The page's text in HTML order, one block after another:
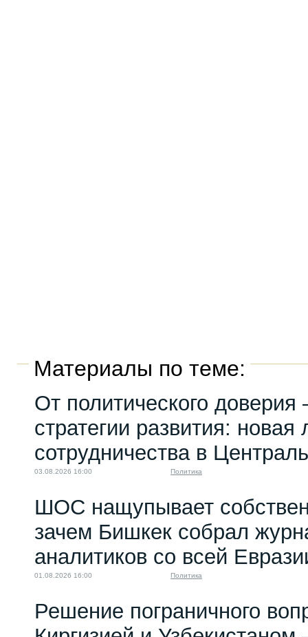
Материалы по теме:
От политического
стратегии развития: новая
сотрудничества в
03.08.2026 16:00 Политика
ШОС нащупывает
зачем Бишкек собрал
аналитиков со всей
01.08.2026 16:00 Политика
Решение пограничного